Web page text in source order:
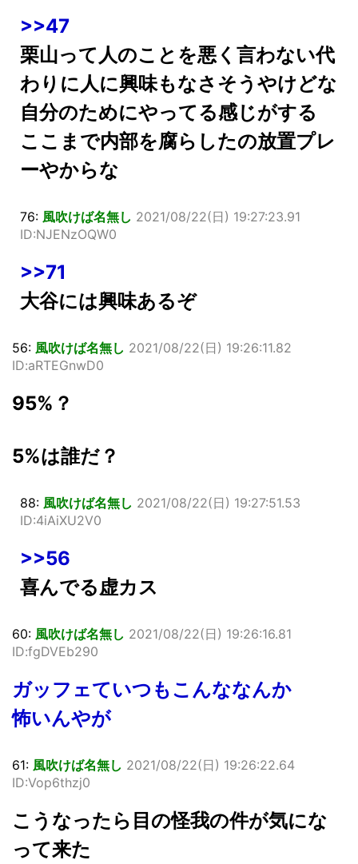
>>47
栗山って人のことを悪く言わない代
わりに人に興味もなさそうやけどな
自分のためにやってる感じがする
ここまで内部を腐らしたの放置プレ
ーやからな
76: 風吹けば名無し 2021/08/22(日) 19:27:23.91
ID:NJENzOQW0
>>71
大谷には興味あるぞ
56: 風吹けば名無し 2021/08/22(日) 19:26:11.82
ID:aRTEGnwD0
95%？
5%は誰だ？
88: 風吹けば名無し 2021/08/22(日) 19:27:51.53
ID:4iAiXU2V0
>>56
喜んでる虚カス
60: 風吹けば名無し 2021/08/22(日) 19:26:16.81
ID:fgDVEb290
ガッフェていつもこんななんか
怖いんやが
61: 風吹けば名無し 2021/08/22(日) 19:26:22.64
ID:Vop6thzj0
こうなったら目の怪我の件が気にな
って来た